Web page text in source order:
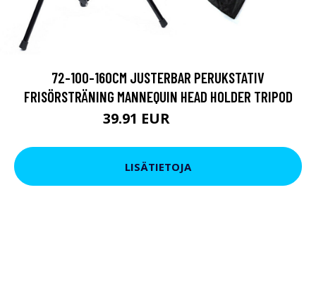
72-100-160CM JUSTERBAR PERUKSTATIV
FRISÖRSTRÄNING MANNEQUIN HEAD HOLDER TRIPOD
39.91 EUR
LISÄTIETOJA